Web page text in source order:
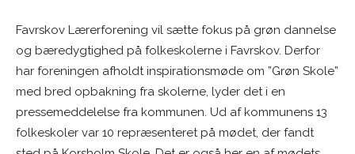
Favrskov Lærerforening vil sætte fokus på grøn dannelse
og bæredygtighed på folkeskolerne i Favrskov. Derfor
har foreningen afholdt inspirationsmøde om ”Grøn Skole”
med bred opbakning fra skolerne, lyder det i en
pressemeddelelse fra kommunen. Ud af kommunens 13
folkeskoler var 10 repræsenteret på mødet, der fandt